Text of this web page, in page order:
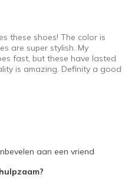
these shoes! The color is
are super stylish. My
fast, but these have lasted
is amazing. Definity a good
aan een vriend